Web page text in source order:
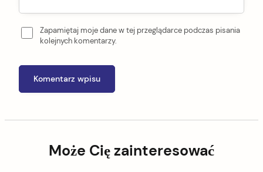
Zapamiętaj moje dane w tej przeglądarce podczas pisania
kolejnych komentarzy.
Może Cię zainteresować